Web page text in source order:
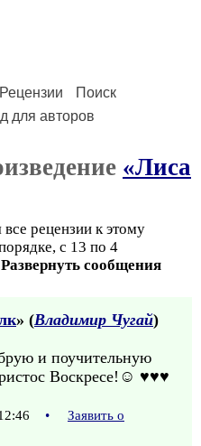
Рецензии
Поиск
для авторов
«Лиса
рецензии к этому
с 13 по 4
Развернуть сообщения
» (Владимир Чугай)
и поучительную
Воскресе!☺ ♥♥♥
•
Заявить о